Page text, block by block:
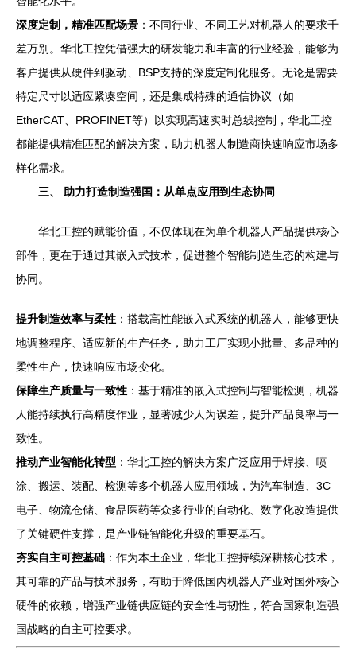
深度定制，精准匹配场景 ：不同行业、不同工艺对机器人的要求千
差万别。华北工控凭借强大的研发能力和丰富的行业经验，能够为
客户提供从硬件到驱动、BSP支持的深度定制化服务。无论是需要
特定尺寸以适应紧凑空间，还是集成特殊的通信协议（如
EtherCAT、PROFINET等）以实现高速实时总线控制，华北工控
都能提供精准匹配的解决方案，助力机器人制造商快速响应市场多
样化需求。
三、 助力打造制造强国：从单点应用到生态协同
华北工控的赋能价值，不仅体现在为单个机器人产品提供核心
部件，更在于通过其嵌入式技术，促进整个智能制造生态的构建与
协同。
提升制造效率与柔性 ：搭载高性能嵌入式系统的机器人，能够更快
地调整程序、适应新的生产任务，助力工厂实现小批量、多品种的
柔性生产，快速响应市场变化。
保障生产质量与一致性 ：基于精准的嵌入式控制与智能检测，机器
人能持续执行高精度作业，显著减少人为误差，提升产品良率与一
致性。
推动产业智能化转型 ：华北工控的解决方案广泛应用于焊接、喷
涂、搬运、装配、检测等多个机器人应用领域，为汽车制造、3C
电子、物流仓储、食品医药等众多行业的自动化、数字化改造提供
了关键硬件支撑，是产业链智能化升级的重要基石。
夯实自主可控基础 ：作为本土企业，华北工控持续深耕核心技术，
其可靠的产品与技术服务，有助于降低国内机器人产业对国外核心
硬件的依赖，增强产业链供应链的安全性与韧性，符合国家制造强
国战略的自主可控要求。